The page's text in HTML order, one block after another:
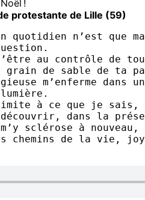
!
protestante de Lille (59)
quotidien n’est que
au contrôle de
de sable de ta
m’enferme dans
limite à ce que je sais,
découvrir, dans la
sclérose à nouveau,
chemins de la vie,